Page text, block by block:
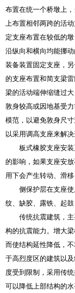
布置在统一个桥墩上
上布置相邻两跨的活
定支座布置在较低的
沿纵向和横向均能挪
装备装置固定支座，
的支座布置和简支梁
梁的活动端伸缩缝过
敦身较高或因地基受
模范，以避免敦身尺
以采用调高支座来解决
板式橡胶支座安
的影响，如果支座安
用下会产生转动、滑移
侧保护层在支座
纹、缺胶、露铁、起
传统抗震建筑，
构的抗震能力。增大
而使结构延性降低，
于高烈度区的建筑以
度受到限制，采用传
可以降低上部结构的